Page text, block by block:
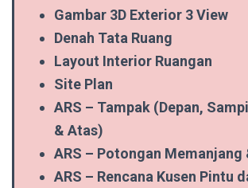
Gambar 3D Exterior 3 View
Denah Tata Ruang
Layout Interior Ruangan
Site Plan
ARS – Tampak (Depan,
& Atas)
ARS – Potongan
ARS – Rencana Kusen Pintu